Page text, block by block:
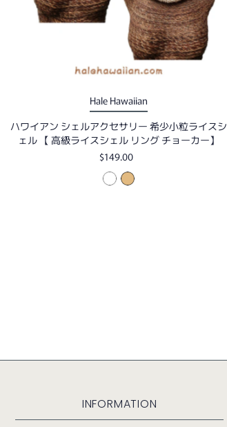
Hale Hawaiian
ハワイアン シェルアクセサリー 希少小粒ライスシ
ェル 【 高級ライスシェル リング チョーカー】
$149.00
INFORMATION